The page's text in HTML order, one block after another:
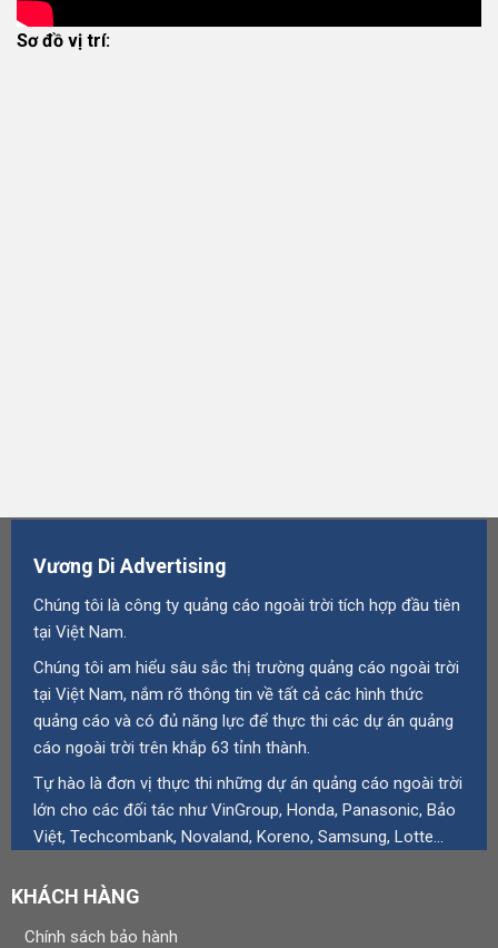
Sơ đồ vị trí:
Vương Di Advertising
Chúng tôi là công ty quảng cáo ngoài trời tích hợp đầu tiên
tại Việt Nam.
Chúng tôi am hiểu sâu sắc thị trường quảng cáo ngoài trời
tại Việt Nam, nắm rõ thông tin về tất cả các hình thức
quảng cáo và có đủ năng lực để thực thi các dự án quảng
cáo ngoài trời trên khắp 63 tỉnh thành.
Tự hào là đơn vị thực thi những dự án quảng cáo ngoài trời
lớn cho các đối tác như VinGroup, Honda, Panasonic, Bảo
Việt, Techcombank, Novaland, Koreno, Samsung, Lotte…
KHÁCH HÀNG
Chính sách bảo hành